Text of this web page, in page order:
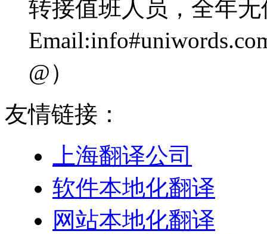
转接值班人员，全年无
@）
友情链接：
上海翻译公司
软件本地化翻译
网站本地化翻译